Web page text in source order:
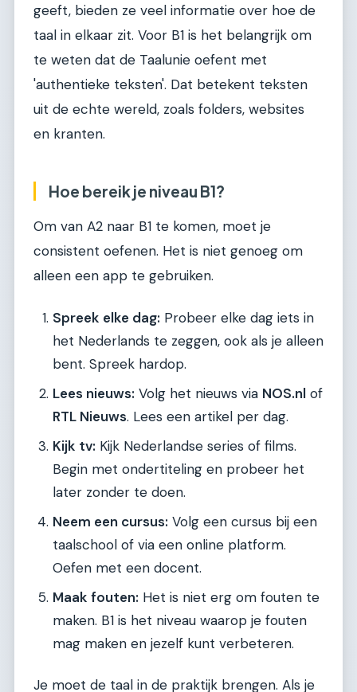
geeft, bieden ze veel informatie over hoe de
taal in elkaar zit. Voor B1 is het belangrijk om
te weten dat de Taalunie oefent met
'authentieke teksten'. Dat betekent teksten
uit de echte wereld, zoals folders, websites
en kranten.
Hoe bereik je niveau B1?
Om van A2 naar B1 te komen, moet je
consistent oefenen. Het is niet genoeg om
alleen een app te gebruiken.
Spreek elke dag: Probeer elke dag iets in
het Nederlands te zeggen, ook als je alleen
bent. Spreek hardop.
Lees nieuws: Volg het nieuws via NOS.nl of
RTL Nieuws. Lees een artikel per dag.
Kijk tv: Kijk Nederlandse series of films.
Begin met ondertiteling en probeer het
later zonder te doen.
Neem een cursus: Volg een cursus bij een
taalschool of via een online platform.
Oefen met een docent.
Maak fouten: Het is niet erg om fouten te
maken. B1 is het niveau waarop je fouten
mag maken en jezelf kunt verbeteren.
Je moet de taal in de praktijk brengen. Als je